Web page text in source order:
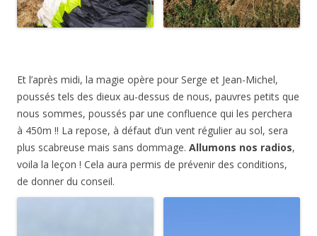
Et l’après midi, la magie opère pour Serge et Jean-Michel,
poussés tels des dieux au-dessus de nous, pauvres petits que
nous sommes, poussés par une confluence qui les perchera
à 450m !! La repose, à défaut d’un vent régulier au sol, sera
plus scabreuse mais sans dommage. Allumons nos radios,
voila la leçon ! Cela aura permis de prévenir des conditions,
de donner du conseil.